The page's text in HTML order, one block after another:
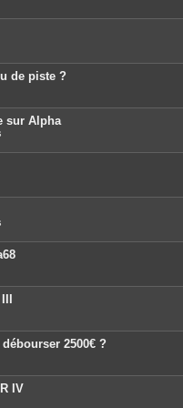
de piste ?
sur Alpha
2500€ ?
IV